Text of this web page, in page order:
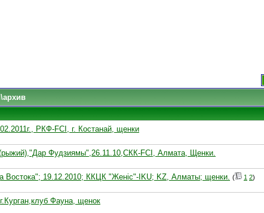
РКФ-FCI, г. Костанай, щенки
Фудзиямы",26.11.10,СКК-FCI, Алмата, Щенки.
Востока"; 19.12.2010; ККЦК "Женiс"-IKU; KZ, Алматы; щенки. ( 1 2)
Фауна, щенок